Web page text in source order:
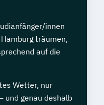
innen
träumen,
auf die
Wetter, nur
und genau deshalb